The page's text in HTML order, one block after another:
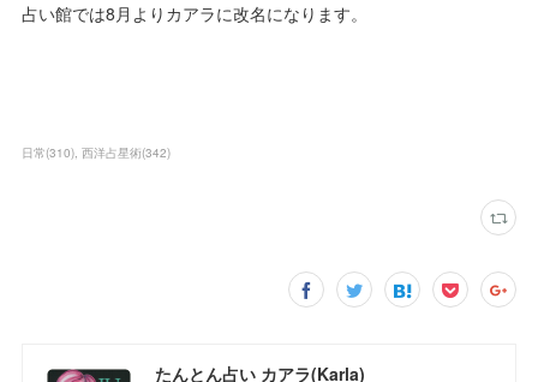
占い館では8月よりカアラに改名になります。
日常(310) 西洋占星術(342)
たんとん占い カアラ(Karla)